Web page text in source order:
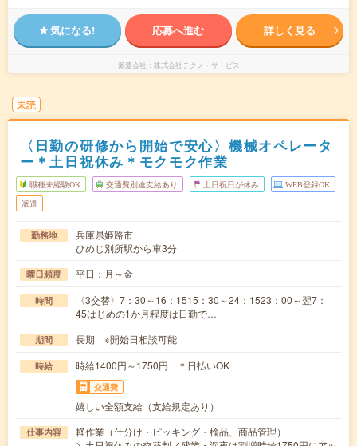
気になる! 応募へ進む 詳しく見る
派遣会社 株式会社テクノ・サービス
未読
〈日勤の研修から開始で安心〉機械オペレータ
ー＊土日祝休み＊モクモク作業
職種未経験OK 交通費別途支給あり 土日祝日が休み WEB登録OK
派遣
勤務地
兵庫県姫路市
ひめじ別所駅から車3分
曜日頻度 平日：月～金
時間
〈3交替〉7：30～16：1515：30～24：1523：00～翌7：
45はじめの1か月程度は日勤で…
期間 長期 ※開始日相談可能
時給 時給1400円～1750円 ＊日払いOK
交通費
嬉しい全額支給（支給規定あり）
仕事内容
軽作業（仕分け・ピッキング・検品、商品管理）